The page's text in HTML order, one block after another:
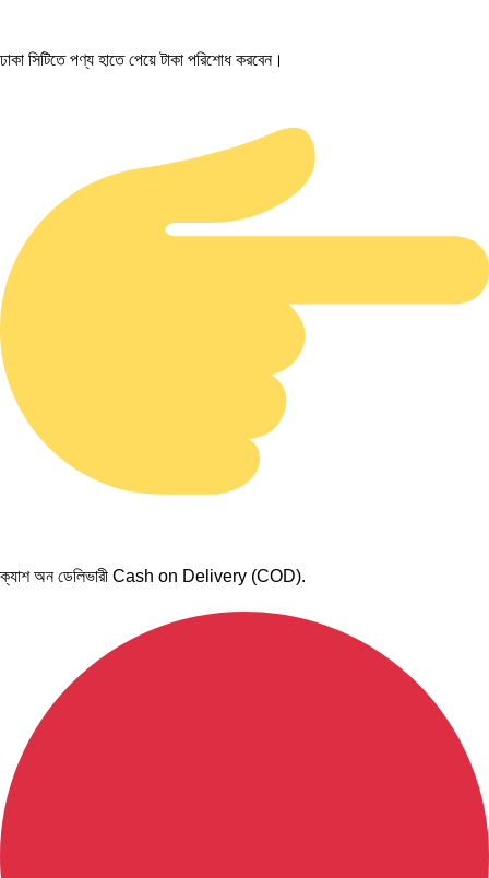
ঢাকা সিটিতে পণ্য হাতে পেয়ে টাকা পরিশোধ করবেন।
ক্যাশ অন ডেলিভারী Cash on Delivery (COD).